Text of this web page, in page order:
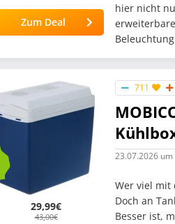
Zum Deal
hier nicht
29,99€
43,00€
711
23.07.2026
Wer viel mit
Doch an
Besser ist,